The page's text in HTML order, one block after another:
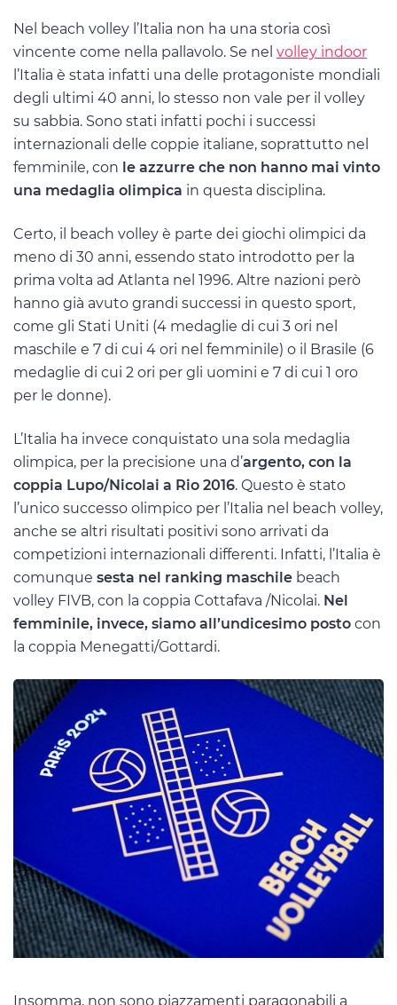
Nel beach volley l’Italia non ha una storia così
vincente come nella pallavolo. Se nel volley indoor
l’Italia è stata infatti una delle protagoniste mondiali
degli ultimi 40 anni, lo stesso non vale per il volley
su sabbia. Sono stati infatti pochi i successi
internazionali delle coppie italiane, soprattutto nel
femminile, con le azzurre che non hanno mai vinto
una medaglia olimpica in questa disciplina.
Certo, il beach volley è parte dei giochi olimpici da
meno di 30 anni, essendo stato introdotto per la
prima volta ad Atlanta nel 1996. Altre nazioni però
hanno già avuto grandi successi in questo sport,
come gli Stati Uniti (4 medaglie di cui 3 ori nel
maschile e 7 di cui 4 ori nel femminile) o il Brasile (6
medaglie di cui 2 ori per gli uomini e 7 di cui 1 oro
per le donne).
L’Italia ha invece conquistato una sola medaglia
olimpica, per la precisione una d’argento, con la
coppia Lupo/Nicolai a Rio 2016. Questo è stato
l’unico successo olimpico per l’Italia nel beach volley,
anche se altri risultati positivi sono arrivati da
competizioni internazionali differenti. Infatti, l’Italia è
comunque sesta nel ranking maschile beach
volley FIVB, con la coppia Cottafava /Nicolai. Nel
femminile, invece, siamo all’undicesimo posto con
la coppia Menegatti/Gottardi.
Insomma, non sono piazzamenti paragonabili a